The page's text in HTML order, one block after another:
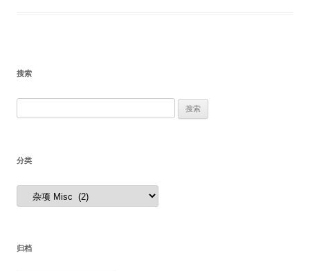
搜索
分类
分
归档